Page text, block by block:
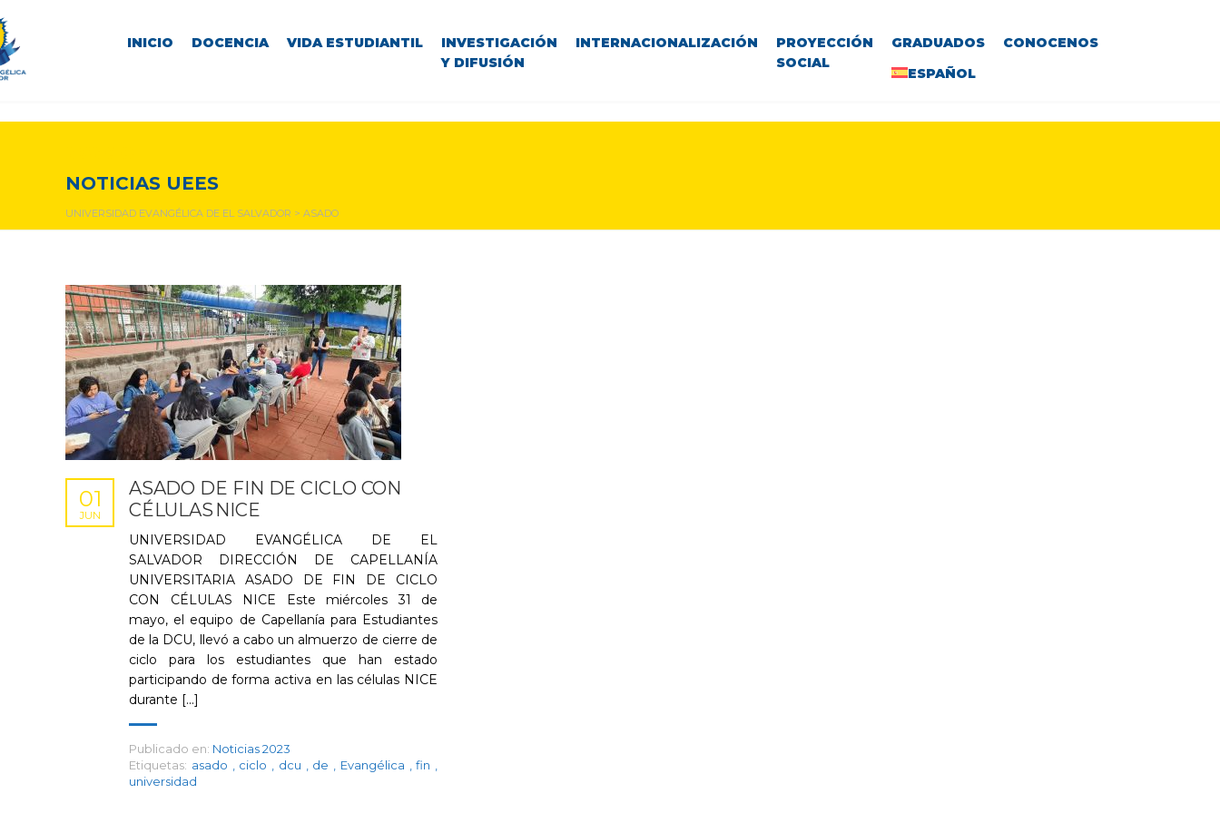
INICIO DOCENCIA VIDA ESTUDIANTIL
INVESTIGACIÓN
Y DIFUSIÓN
INTERNACIONALIZACIÓN
PROYECCIÓN
SOCIAL
GRADUADOS
CONOCENOS
ESPAÑOL
NOTICIAS UEES
UNIVERSIDAD EVANGÉLICA DE EL SALVADOR > ASADO
ASADO DE FIN DE CICLO CON
CÉLULAS NICE
01
JUN
UNIVERSIDAD EVANGÉLICA DE EL
SALVADOR DIRECCIÓN DE CAPELLANÍA
UNIVERSITARIA ASADO DE FIN DE CICLO
CON CÉLULAS NICE Este miércoles 31 de
mayo, el equipo de Capellanía para Estudiantes
de la DCU, llevó a cabo un almuerzo de cierre de
ciclo para los estudiantes que han estado
participando de forma activa en las células NICE
durante [...]
Publicado en: Noticias 2023
Etiquetas: asado ciclo dcu de Evangélica fin
universidad